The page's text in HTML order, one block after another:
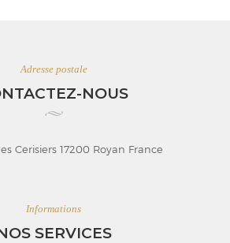
Adresse postale
NOUS
Cerisiers 17200 Royan France
Informations
SERVICES